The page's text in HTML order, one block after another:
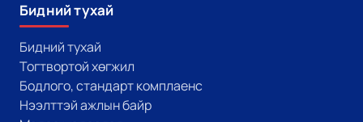
Бидний тухай
Бидний тухай
Тогтвортой хөгжил
Бодлого, стандарт комплаенс
Нээлттэй ажлын байр